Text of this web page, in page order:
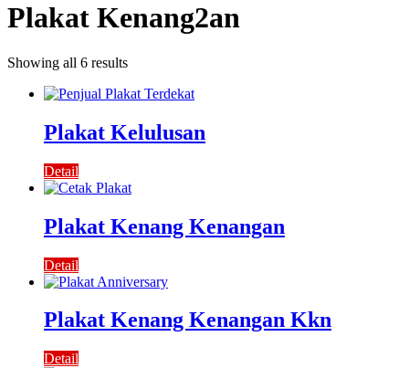
Plakat Kenang2an
Showing all 6 results
Plakat Kelulusan
Detail
Plakat Kenang Kenangan
Detail
Plakat Kenang Kenangan Kkn
Detail